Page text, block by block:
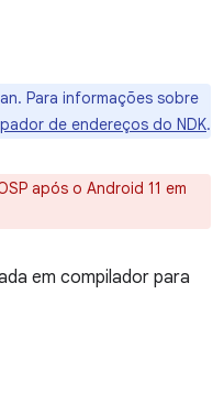
Para informações sobre
de endereços do NDK.
após o Android 11 em
em compilador para